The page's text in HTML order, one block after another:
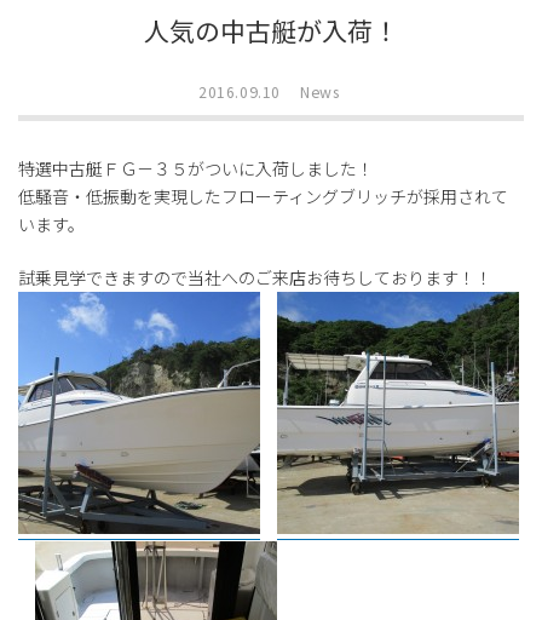
人気の中古艇が入荷！
2016.09.10 News
特選中古艇ＦＧ－３５がついに入荷しました！
低騒音・低振動を実現したフローティングブリッチが採用されて
います。
試乗見学できますので当社へのご来店お待ちしております！！